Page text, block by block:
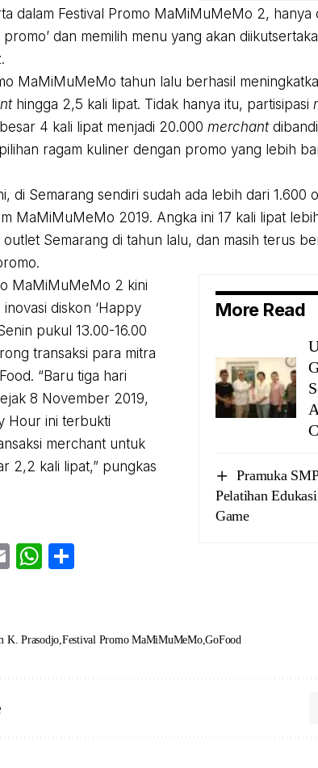
dalam Festival Promo MaMiMuMeMo 2, hanya
promo’ dan memilih menu yang akan
MaMiMuMeMo tahun lalu berhasil
hingga 2,5 kali lipat. Tidak hanya itu, partisipasi
4 kali lipat menjadi 20.000 merchant
ragam kuliner dengan promo yang lebih
di Semarang sendiri sudah ada lebih dari 1.600
MaMiMuMeMo 2019. Angka ini 17 kali lipat
outlet Semarang di tahun lalu, dan masih terus
More Read
Pramuka
Pelatihan
Game
MaMiMuMeMo 2 kini
diskon ‘Happy
pukul 13.00-16.00
transaksi para mitra
“Baru tiga hari
8 November 2019,
Hour ini terbukti
merchant untuk
2,2 kali lipat,” pungkas
EmailWhatsApp
K. Prasodjo Festival Promo MaMiMuMeMo GoFood